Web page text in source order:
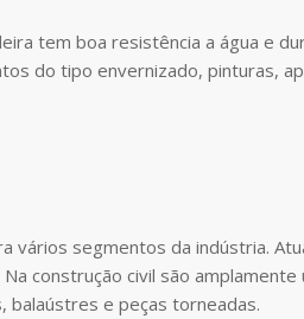
tem boa resistência a água e
do tipo envernizado, pinturas,
vários segmentos da indústria.
construção civil são
e peças torneadas.